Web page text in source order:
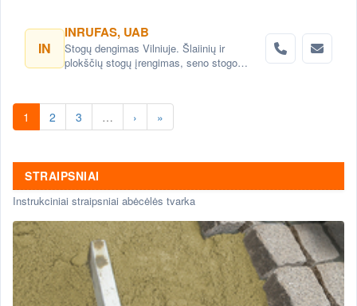
IN
INRUFAS, UAB
Stogų dengimas Vilniuje. Šlaiinių ir
plokščių stogų įrengimas, seno stogo
Vilniuje. Stogų remonto darbai, stogo
renovacija Vilniuje.
1 2 3 … › »
STRAIPSNIAI
Instrukciniai straipsniai abėcėlės tvarka